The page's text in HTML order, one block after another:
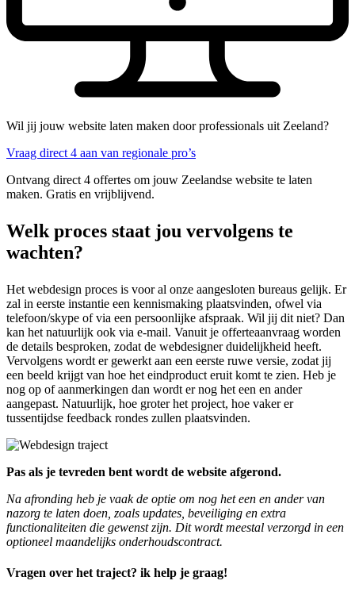
Wil jij jouw website laten maken door professionals uit Zeeland?
Vraag direct 4 aan van regionale pro’s
Ontvang direct 4 offertes om jouw Zeelandse website te laten
maken. Gratis en vrijblijvend.
Welk proces staat jou vervolgens te
wachten?
Het webdesign proces is voor al onze aangesloten bureaus gelijk. Er
zal in eerste instantie een kennismaking plaatsvinden, ofwel via
telefoon/skype of via een persoonlijke afspraak. Wil jij dit niet? Dan
kan het natuurlijk ook via e-mail. Vanuit je offerteaanvraag worden
de details besproken, zodat de webdesigner duidelijkheid heeft.
Vervolgens wordt er gewerkt aan een eerste ruwe versie, zodat jij
een beeld krijgt van hoe het eindproduct eruit komt te zien. Heb je
nog op of aanmerkingen dan wordt er nog het een en ander
aangepast. Natuurlijk, hoe groter het project, hoe vaker er
tussentijdse feedback rondes zullen plaatsvinden.
Pas als je tevreden bent wordt de website afgerond.
Na afronding heb je vaak de optie om nog het een en ander van
nazorg te laten doen, zoals updates, beveiliging en extra
functionaliteiten die gewenst zijn. Dit wordt meestal verzorgd in een
optioneel maandelijks onderhoudscontract.
Vragen over het traject? ik help je graag!